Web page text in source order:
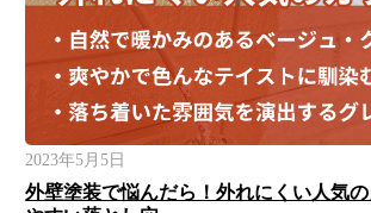
2023年5月5日
外壁塗装で悩んだら！外れにくい人気